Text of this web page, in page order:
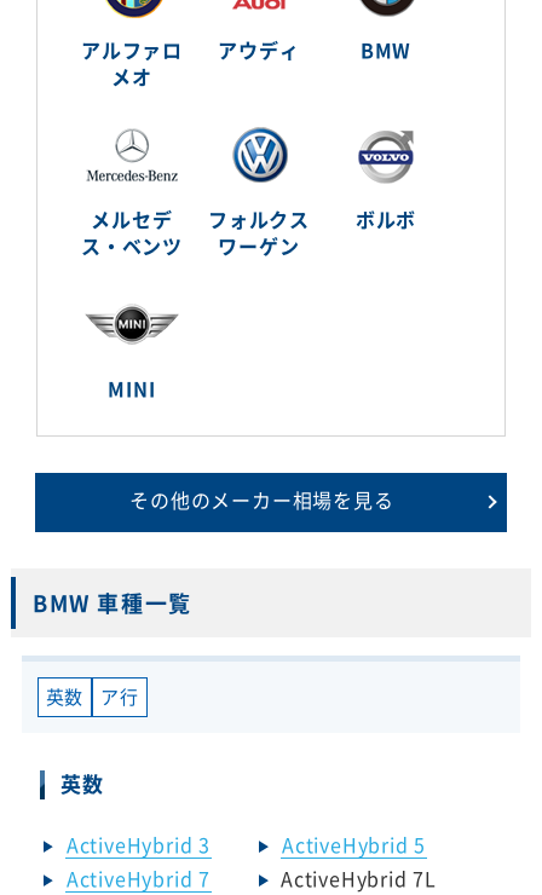
アルファロ
メオ
アウディ BMW
メルセデ
ス・ベンツ
フォルクス
ワーゲン
ボルボ
MINI
その他のメーカー相場を見る
BMW 車種一覧
英数 ア行
英数
ActiveHybrid 3
ActiveHybrid 5
ActiveHybrid 7
ActiveHybrid 7L